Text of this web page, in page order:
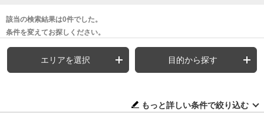
該当の検索結果は0件でした。
条件を変えてお探しください。
エリアを選択 目的から探す
もっと詳しい条件で絞り込む